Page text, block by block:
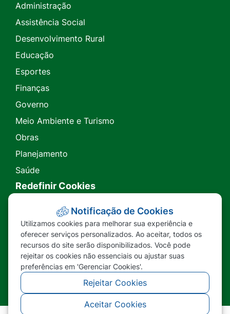
Administração
Assistência Social
Desenvolvimento Rural
Educação
Esportes
Finanças
Governo
Meio Ambiente e Turismo
Obras
Planejamento
Saúde
Redefinir Cookies
Transparência
Ouvidoria
SIC
Notificação de Cookies
Utilizamos cookies para melhorar sua experiência e
oferecer serviços personalizados. Ao aceitar, todos os
recursos do site serão disponibilizados. Você pode
rejeitar os cookies não essenciais ou ajustar suas
preferências em 'Gerenciar Cookies'.
Rejeitar Cookies
Aceitar Cookies